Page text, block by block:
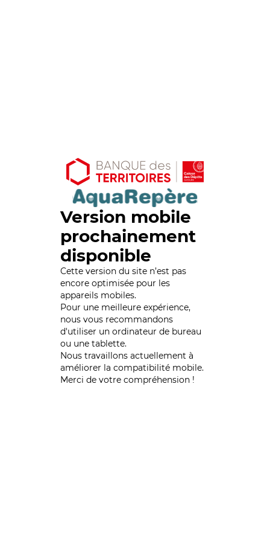
Version mobile
prochainement
disponible
Cette version du site n’est pas
encore optimisée pour les
appareils mobiles.
Pour une meilleure expérience,
nous vous recommandons
d'utiliser un ordinateur de bureau
ou une tablette.
Nous travaillons actuellement à
améliorer la compatibilité mobile.
Merci de votre compréhension !